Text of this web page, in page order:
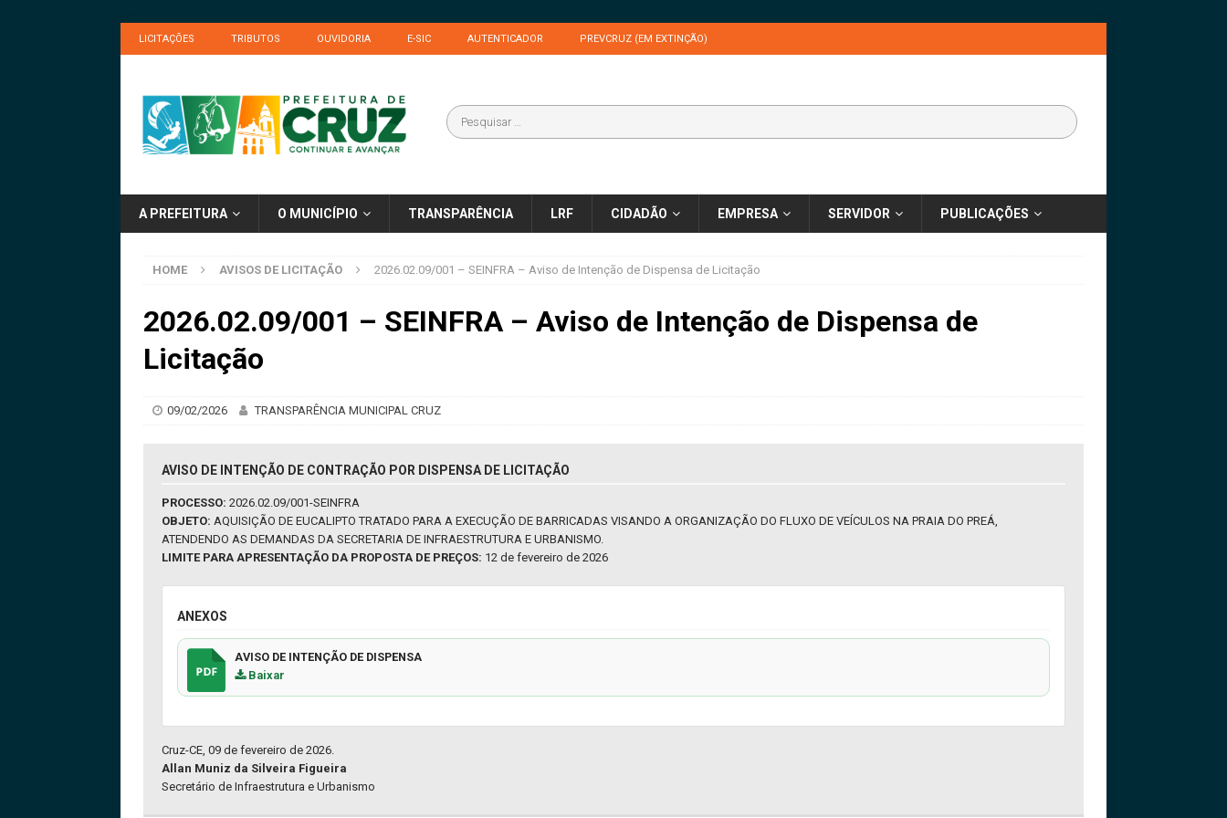
LICITAÇÕES TRIBUTOS OUVIDORIA E-SIC AUTENTICADOR PREVCRUZ (EM EXTINÇÃO)
A PREFEITURA O MUNICÍPIO TRANSPARÊNCIA LRF CIDADÃO EMPRESA SERVIDOR PUBLICAÇÕES
HOME AVISOS DE LICITAÇÃO 2026.02.09/001 – SEINFRA – Aviso de Intenção de Dispensa de Licitação
2026.02.09/001 – SEINFRA – Aviso de Intenção de Dispensa de
Licitação
09/02/2026 TRANSPARÊNCIA MUNICIPAL CRUZ
AVISO DE INTENÇÃO DE CONTRAÇÃO POR DISPENSA DE LICITAÇÃO
PROCESSO: 2026.02.09/001-SEINFRA
OBJETO: AQUISIÇÃO DE EUCALIPTO TRATADO PARA A EXECUÇÃO DE BARRICADAS VISANDO A ORGANIZAÇÃO DO FLUXO DE VEÍCULOS NA PRAIA DO PREÁ,
ATENDENDO AS DEMANDAS DA SECRETARIA DE INFRAESTRUTURA E URBANISMO.
LIMITE PARA APRESENTAÇÃO DA PROPOSTA DE PREÇOS: 12 de fevereiro de 2026
ANEXOS
AVISO DE INTENÇÃO DE DISPENSA
Baixar
Cruz-CE, 09 de fevereiro de 2026.
Allan Muniz da Silveira Figueira
Secretário de Infraestrutura e Urbanismo